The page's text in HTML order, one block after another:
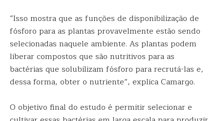
“Isso mostra que as funções de disponibilização de
fósforo para as plantas provavelmente estão sendo
selecionadas naquele ambiente. As plantas podem
liberar compostos que são nutritivos para as
bactérias que solubilizam fósforo para recrutá-las e,
dessa forma, obter o nutriente”, explica Camargo.
O objetivo final do estudo é permitir selecionar e